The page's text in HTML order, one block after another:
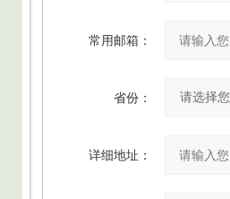
常用邮箱：
省份：
详细地址：